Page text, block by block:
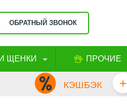
ОБРАТНЫЙ ЗВОНОК
ЩЕНКИ ПРОЧИЕ
КЭШБЭК +